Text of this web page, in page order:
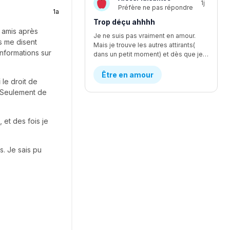
1a
après
me disent
sur
le droit de
de
et des fois je
Je sais pu
Préfère ne pas répondre
1j
Trop déçu ahhhh
Je ne suis pas vraiment en amour.
Mais je trouve les autres attirants(
dans un petit moment) et dès que je le dépasse ou trouve son autre côté, je suis une peu déçu 😞. Qu'est-ce qu'il se passe avec moi?!
Être en amour